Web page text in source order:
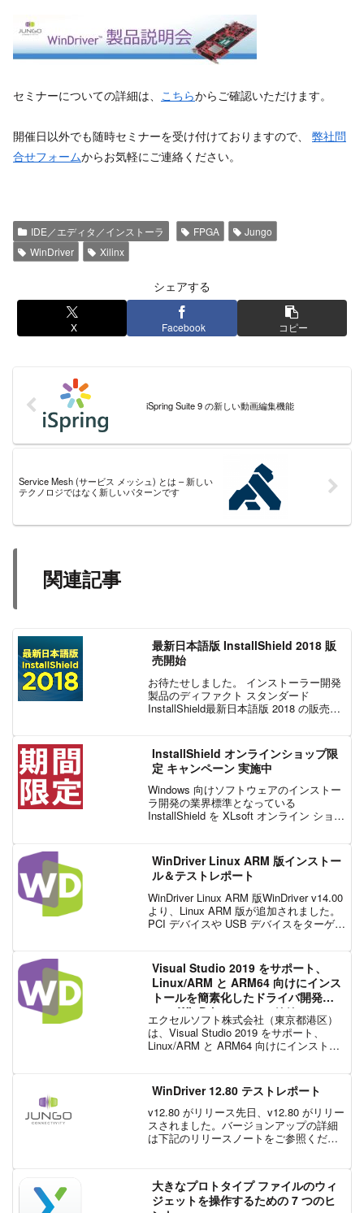
セミナーについての詳細は、 こちらからご確認いただけます。
開催日以外でも随時セミナーを受け付けておりますので、 弊社問
合せフォームからお気軽にご連絡ください。
IDE／エディタ／インストーラ FPGA
Jungo
WinDriver
Xilinx
シェアする
X Facebook コピー
iSpring Suite 9 の新しい動画編集機能
Service Mesh (サービス メッシュ) とは – 新しい
テクノロジではなく新しいパターンです
関連記事
最新日本語版 InstallShield 2018 販
売開始
お待たせしました。 インストーラー開発
製品のディファクト スタンダード
InstallShield最新日本語版 2018 の販売を
ャンし OSS ...
InstallShield オンラインショップ限
定 キャンペーン 実施中
Windows 向けソフトウェアのインストー
ラ開発の業界標準となっている
InstallShield を XLsoft オンライン ショッ
会に最新版の InstallS...
WinDriver Linux ARM 版インストー
ル＆テストレポート
WinDriver Linux ARM 版WinDriver v14.00
より、Linux ARM 版が追加されました。
PCI デバイスや USB デバイスをターゲッ
Visual Studio 2019 をサポート、
Linux/ARM と ARM64 向けにインス
トールを簡素化したドライバ開発ツ
ール WinDriver v14.10 リリース
エクセルソフト株式会社（東京都港区）
は、Visual Studio 2019 をサポート、
Linux/ARM と ARM64 向けにインストー
WinDriver 12.80 テストレポート
v12.80 がリリース先日、v12.80 がリリー
スされました。バージョンアップの詳細
は下記のリリースノートをご参照くださ
す。機会があれば、また、ご要...
大きなプロトタイプ ファイルのウィ
ジェットを操作するための 7 つのヒ